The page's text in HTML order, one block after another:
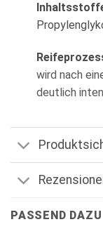
wird nach
deutlich
PASSEND DAZU